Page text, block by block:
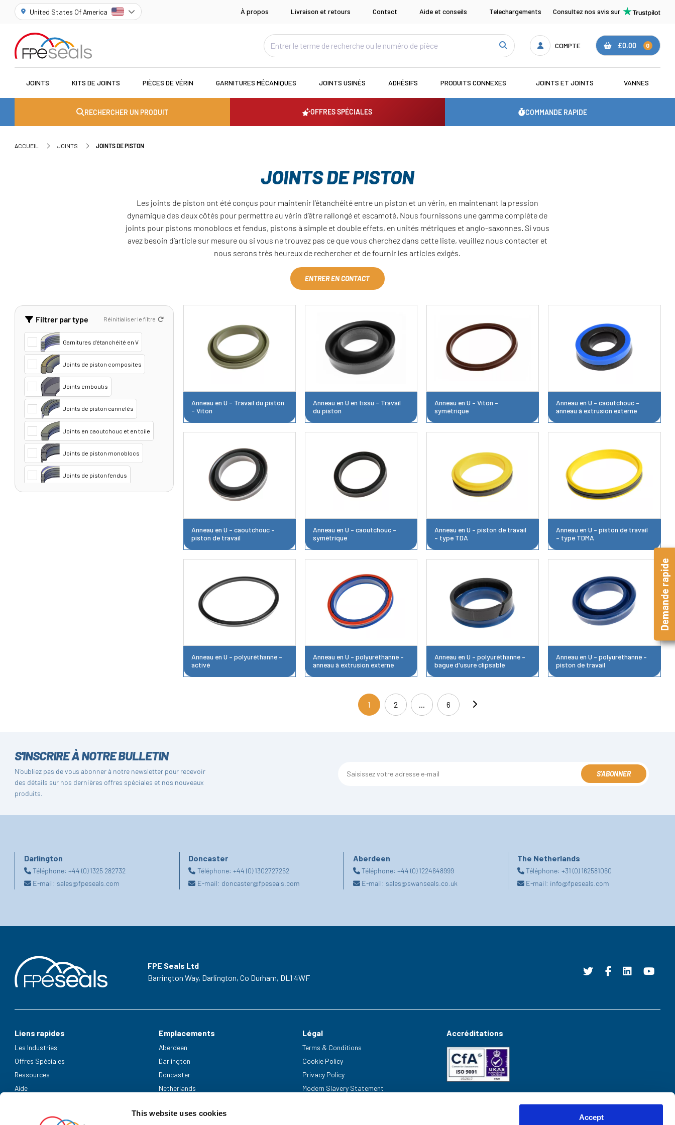
This website uses cookies
Accept
United States Of America À propos Livraison et retours Contact Aide et conseils Telechargements Consultez nos avis sur
COMPTE £0.00 0
JOINTS KITS DE JOINTS PIÈCES DE VÉRIN GARNITURES MÉCANIQUES JOINTS USINÉS ADHÉSIFS PRODUITS CONNEXES JOINTS ET JOINTS VANNES
RECHERCHER UN PRODUIT OFFRES SPÉCIALES COMMANDE RAPIDE
ACCUEIL JOINTS JOINTS DE PISTON
JOINTS DE PISTON
Les joints de piston ont été conçus pour maintenir l’étanchéité entre un piston et un vérin, en maintenant la pression
dynamique des deux côtés pour permettre au vérin d’être rallongé et escamoté. Nous fournissons une gamme complète de
joints pour pistons monoblocs et fendus, pistons à simple et double effets, en unités métriques et anglo-saxonnes. Si vous
avez besoin d’article sur mesure ou si vous ne trouvez pas ce que vous cherchez dans cette liste, veuillez nous contacter et
nous serons très heureux de rechercher et de fournir les articles exigés.
ENTRER EN CONTACT
Filtrer par type Réinitialiser le filtre
Garnitures d’étanchéité en V
Joints de piston composites
Joints emboutis
Joints de piston cannelés
Joints en caoutchouc et en toile
Joints de piston monoblocs
Joints de piston fendus
Anneau en U - Travail du piston
- Viton
Anneau en U en tissu - Travail
du piston
Anneau en U – Viton –
symétrique
Anneau en U – caoutchouc –
anneau à extrusion externe
Anneau en U – caoutchouc –
piston de travail
Anneau en U – caoutchouc –
symétrique
Anneau en U – piston de travail
– type TDA
Anneau en U – piston de travail
– type TDMA
Anneau en U – polyuréthanne –
activé
Anneau en U – polyuréthanne –
anneau à extrusion externe
Anneau en U – polyuréthanne –
bague d'usure clipsable
Anneau en U – polyuréthanne –
piston de travail
1(current)2 ... 6
S'INSCRIRE À NOTRE BULLETIN
N'oubliez pas de vous abonner à notre newsletter pour recevoir
des détails sur nos dernières offres spéciales et nos nouveaux
produits.
S'ABONNER
Darlington
Téléphone:+44 (0) 1325 282732
E-mail: sales@fpeseals.com
Doncaster
Téléphone: +44 (0) 1302727252
E-mail: doncaster@fpeseals.com
Aberdeen
Téléphone: +44 (0) 1224648999
E-mail: sales@swanseals.co.uk
The Netherlands
Téléphone:+31 (0) 162581060
E-mail: info@fpeseals.com
FPE Seals Ltd
Barrington Way, Darlington, Co Durham, DL1 4WF
Liens rapides
Les Industries
Offres Spéciales
Ressources
Aide
Emplacements
Aberdeen
Darlington
Doncaster
Netherlands
Légal
Terms & Conditions
Cookie Policy
Privacy Policy
Modern Slavery Statement
Accréditations
Demande rapide